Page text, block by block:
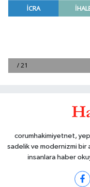
corumhakimiyetnet,
sadelik ve modernizmi bir
insanlara haber